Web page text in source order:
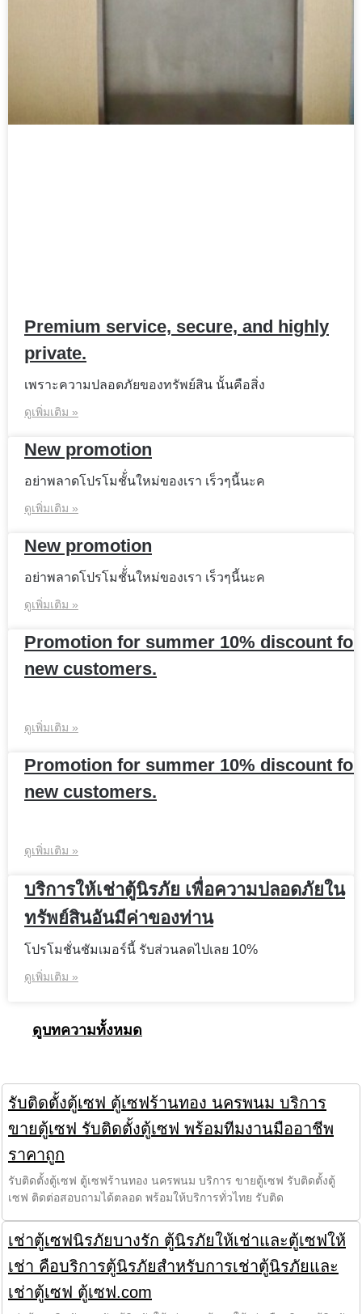
Premium service, secure, and highly
private.
เพราะความปลอดภัยของทรัพย์สิน นั้นคือสิ่ง
ดูเพิ่มเติม »
New promotion
อย่าพลาดโปรโมชั้่นใหม่ของเรา เร็วๆนี้นะค
ดูเพิ่มเติม »
New promotion
อย่าพลาดโปรโมชั้่นใหม่ของเรา เร็วๆนี้นะค
ดูเพิ่มเติม »
Promotion for summer 10% discount for
new customers.
ดูเพิ่มเติม »
Promotion for summer 10% discount for
new customers.
ดูเพิ่มเติม »
บริการให้เช่าตู้นิรภัย เพื่อความปลอดภัยใน
ทรัพย์สินอันมีค่าของท่าน
โปรโมชั่นชัมเมอร์นี้ รับส่วนลดไปเลย 10%
ดูเพิ่มเติม »
ดูบทความทั้งหมด
รับติดตั้งตู้เซฟ ตู้เซฟร้านทอง นครพนม บริการ
ขายตู้เซฟ รับติดตั้งตู้เซฟ พร้อมทีมงานมืออาชีพ
ราคาถูก
รับติดตั้งตู้เซฟ ตู้เซฟร้านทอง นครพนม บริการ ขายตู้เซฟ รับติดตั้งตู้
เซฟ ติดต่อสอบถามได้ตลอด พร้อมให้บริการทั่วไทย รับติด
เช่าตู้เซฟนิรภัยบางรัก ตู้นิรภัยให้เช่าและตู้เซฟให้
เช่า คือบริการตู้นิรภัยสำหรับการเช่าตู้นิรภัยและ
เช่าตู้เซฟ ตู้เซฟ.com